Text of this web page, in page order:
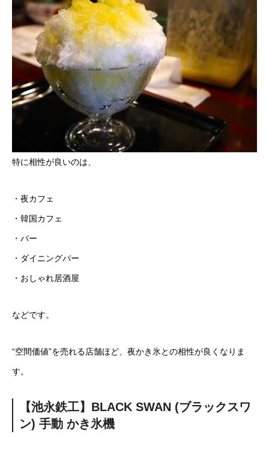
特に相性が良いのは、
・夜カフェ
・韓国カフェ
・バー
・ダイニングバー
・おしゃれ居酒屋
などです。
“空間価値”を売れる店舗ほど、夜かき氷との相性が良くなりま
す。
【池永鉄工】BLACK SWAN (ブラックスワ
ン) 手動 かき氷機